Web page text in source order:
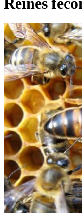
Reines